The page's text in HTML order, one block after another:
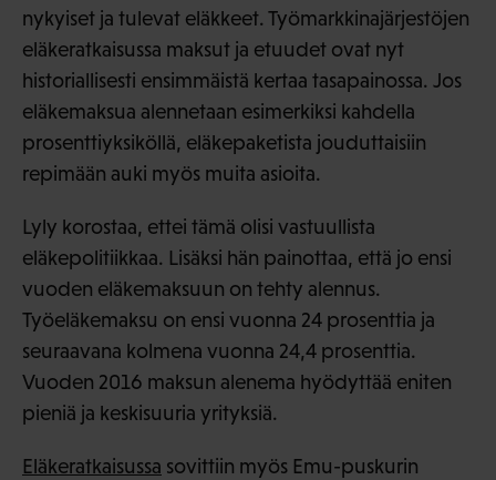
nykyiset ja tulevat eläkkeet. Työmarkkinajärjestöjen
eläkeratkaisussa maksut ja etuudet ovat nyt
historiallisesti ensimmäistä kertaa tasapainossa. Jos
eläkemaksua alennetaan esimerkiksi kahdella
prosenttiyksiköllä, eläkepaketista jouduttaisiin
repimään auki myös muita asioita.
Lyly korostaa, ettei tämä olisi vastuullista
eläkepolitiikkaa. Lisäksi hän painottaa, että jo ensi
vuoden eläkemaksuun on tehty alennus.
Työeläkemaksu on ensi vuonna 24 prosenttia ja
seuraavana kolmena vuonna 24,4 prosenttia.
Vuoden 2016 maksun alenema hyödyttää eniten
pieniä ja keskisuuria yrityksiä.
Eläkeratkaisussa sovittiin myös Emu-puskurin